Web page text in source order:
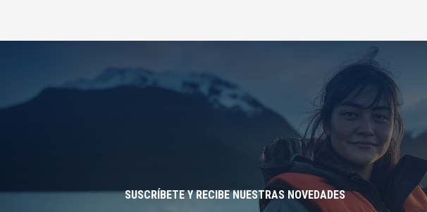
SUSCRÍBETE Y RECIBE NUESTRAS NOVEDADES